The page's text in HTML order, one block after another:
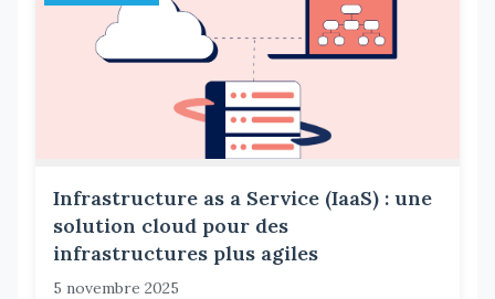
Infrastructure as a Service (IaaS) : une
solution cloud pour des
infrastructures plus agiles
5 novembre 2025